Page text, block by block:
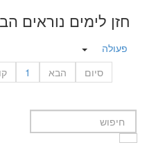
חזן לימים נוראים
פעולה
1 הבא
סיום